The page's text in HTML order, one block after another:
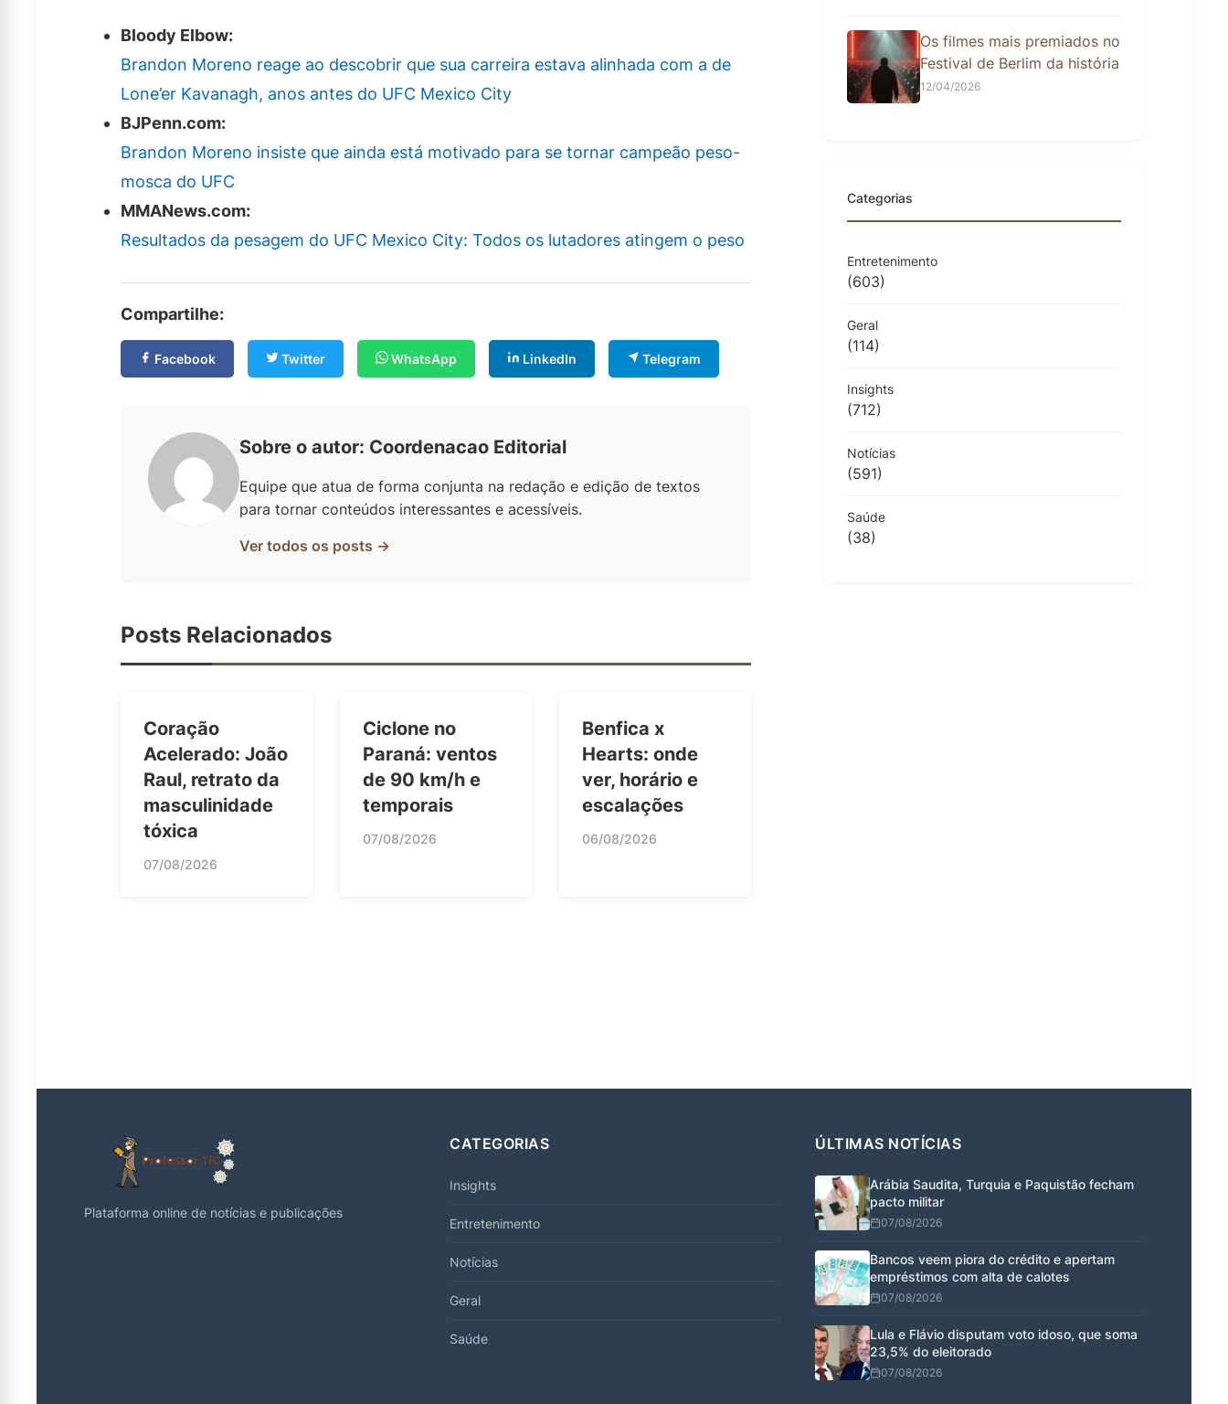
Bloody Elbow:
Brandon Moreno reage ao descobrir que sua carreira estava alinhada com a de
Lone’er Kavanagh, anos antes do UFC Mexico City
BJPenn.com:
Brandon Moreno insiste que ainda está motivado para se tornar campeão peso-
mosca do UFC
MMANews.com:
Resultados da pesagem do UFC Mexico City: Todos os lutadores atingem o peso
Compartilhe:
Facebook Twitter WhatsApp LinkedIn Telegram
Sobre o autor: Coordenacao Editorial
Equipe que atua de forma conjunta na redação e edição de textos
para tornar conteúdos interessantes e acessíveis.
Ver todos os posts →
Posts Relacionados
Coração
Acelerado: João
Raul, retrato da
masculinidade
tóxica
07/08/2026
Ciclone no
Paraná: ventos
de 90 km/h e
temporais
07/08/2026
Benfica x
Hearts: onde
ver, horário e
escalações
06/08/2026
Os filmes mais premiados no
Festival de Berlim da história
12/04/2026
Categorias
Entretenimento
(603)
Geral
(114)
Insights
(712)
Notícias
(591)
Saúde
(38)
Plataforma online de notícias e publicações
CATEGORIAS
Insights
Entretenimento
Notícias
Geral
Saúde
ÚLTIMAS NOTÍCIAS
Arábia Saudita, Turquia e Paquistão fecham
pacto militar
07/08/2026
Bancos veem piora do crédito e apertam
empréstimos com alta de calotes
07/08/2026
Lula e Flávio disputam voto idoso, que soma
23,5% do eleitorado
07/08/2026